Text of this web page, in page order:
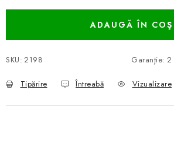
ADAUGĂ ÎN COŞ
SKU: 2198 Garanţie: 2
Tipărire Întreabă Vizualizare